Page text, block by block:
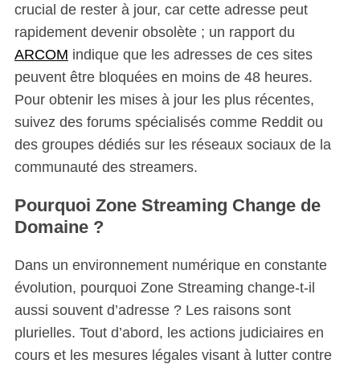
crucial de rester à jour, car cette adresse peut
rapidement devenir obsolète ; un rapport du
ARCOM indique que les adresses de ces sites
peuvent être bloquées en moins de 48 heures.
Pour obtenir les mises à jour les plus récentes,
suivez des forums spécialisés comme Reddit ou
des groupes dédiés sur les réseaux sociaux de la
communauté des streamers.
Pourquoi Zone Streaming Change de
Domaine ?
Dans un environnement numérique en constante
évolution, pourquoi Zone Streaming change-t-il
aussi souvent d’adresse ? Les raisons sont
plurielles. Tout d’abord, les actions judiciaires en
cours et les mesures légales visant à lutter contre